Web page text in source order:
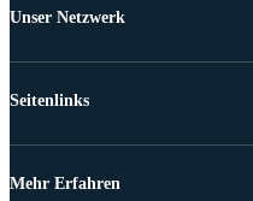
Unser Netzwerk
Seitenlinks
Mehr Erfahren